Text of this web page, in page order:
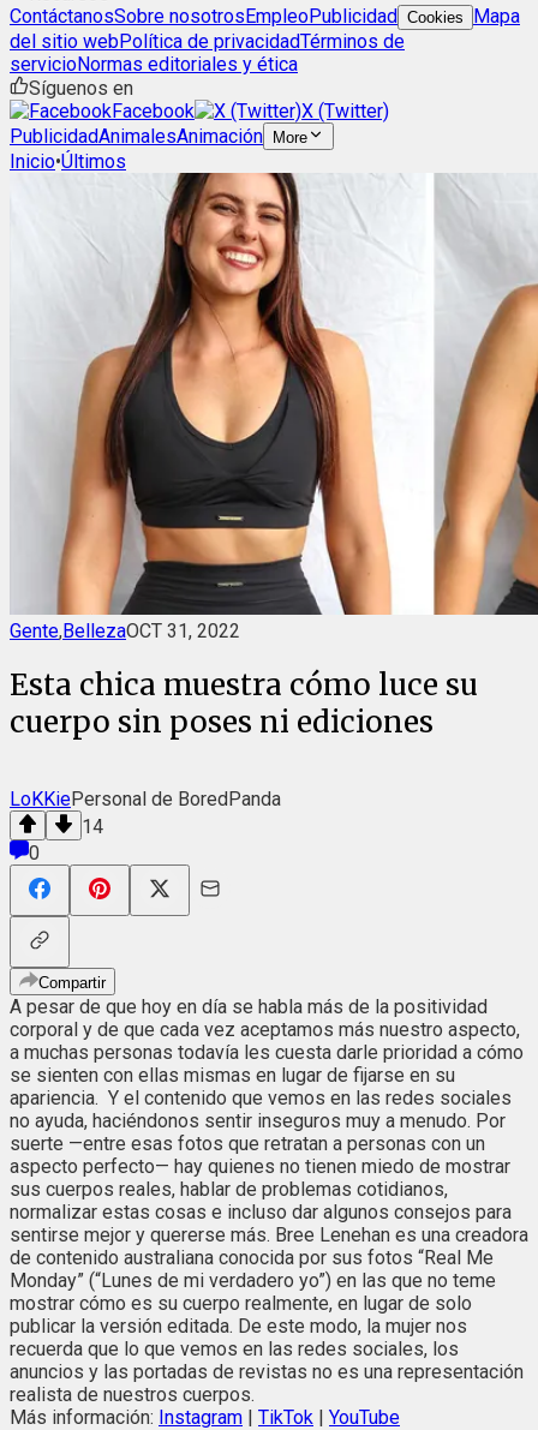
ContáctanosSobre nosotrosEmpleoPublicidad Cookies
Mapa
del sitio webPolítica de privacidadTérminos de
servicioNormas editoriales y ética
Síguenos en
Facebook
X (Twitter)
PublicidadAnimalesAnimación More
Inicio•Últimos
Gente,BellezaOCT 31, 2022
Esta chica muestra cómo luce su
cuerpo sin poses ni ediciones
LoKKiePersonal de BoredPanda
14
0
Compartir
A pesar de que hoy en día se habla más de la positividad
corporal y de que cada vez aceptamos más nuestro aspecto,
a muchas personas todavía les cuesta darle prioridad a cómo
se sienten con ellas mismas en lugar de fijarse en su
apariencia. Y el contenido que vemos en las redes sociales
no ayuda, haciéndonos sentir inseguros muy a menudo. Por
suerte —entre esas fotos que retratan a personas con un
aspecto perfecto— hay quienes no tienen miedo de mostrar
sus cuerpos reales, hablar de problemas cotidianos,
normalizar estas cosas e incluso dar algunos consejos para
sentirse mejor y quererse más. Bree Lenehan es una creadora
de contenido australiana conocida por sus fotos “Real Me
Monday” (“Lunes de mi verdadero yo”) en las que no teme
mostrar cómo es su cuerpo realmente, en lugar de solo
publicar la versión editada. De este modo, la mujer nos
recuerda que lo que vemos en las redes sociales, los
anuncios y las portadas de revistas no es una representación
realista de nuestros cuerpos.
Más información: Instagram | TikTok | YouTube